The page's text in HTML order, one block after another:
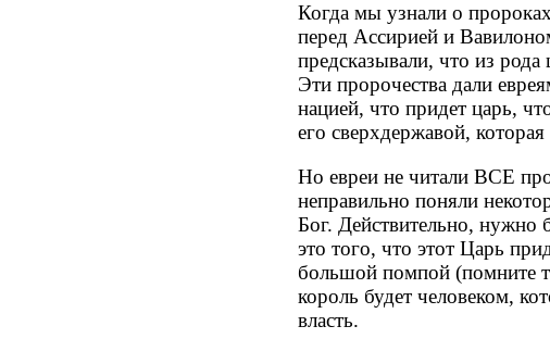
Когда мы узнали о
перед Ассирией и
предсказывали, что из
Эти пророчества дали
нацией, что придет царь,
его сверхдержавой,
Но евреи не читали ВСЕ
неправильно поняли
Бог. Действительно, нужно
это того, что этот Царь
большой помпой (помните
король будет человеком,
власть.